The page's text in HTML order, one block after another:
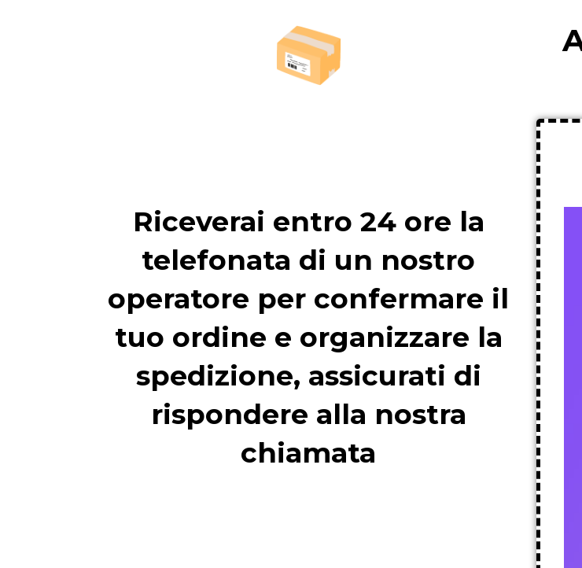
Riceverai entro 24 ore la
telefonata di un nostro
operatore per confermare il
tuo ordine e organizzare la
spedizione, assicurati di
rispondere alla nostra
chiamata